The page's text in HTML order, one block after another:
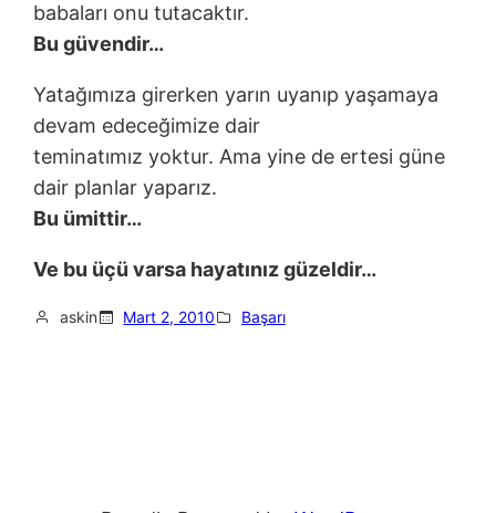
babaları onu tutacaktır.
Bu güvendir…
Yatağımıza girerken yarın uyanıp yaşamaya
devam edeceğimize dair
teminatımız yoktur. Ama yine de ertesi güne
dair planlar yaparız.
Bu ümittir…
Ve bu üçü varsa hayatınız güzeldir…
askin Mart 2, 2010 Başarı